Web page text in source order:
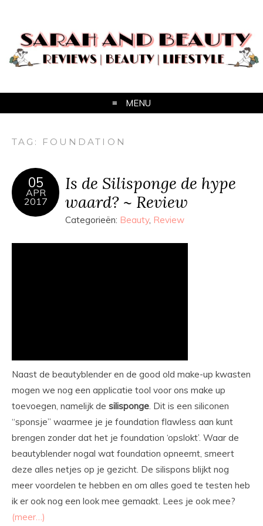
MENU
TAG: FOUNDATION
05
APR
2017
Is de Silisponge de hype
waard? ~ Review
Categorieën: Beauty, Review
Naast de beautyblender en de good old make-up kwasten
mogen we nog een applicatie tool voor ons make up
toevoegen, namelijk de silisponge. Dit is een siliconen
“sponsje” waarmee je je foundation flawless aan kunt
brengen zonder dat het je foundation ‘opslokt’. Waar de
beautyblender nogal wat foundation opneemt, smeert
deze alles netjes op je gezicht. De silispons blijkt nog
meer voordelen te hebben en om alles goed te testen heb
ik er ook nog een look mee gemaakt. Lees je ook mee?
(meer…)